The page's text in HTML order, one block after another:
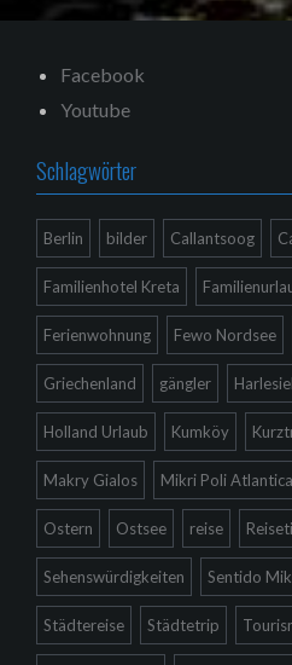
Facebook
Youtube
Schlagwörter
Berlin bilder Callantsoog
Familienhotel Kreta
Ferienwohnung Fewo Nordsee
Griechenland gängler Harlesiel
Holland Urlaub Kumköy
Makry Gialos Mikri Poli Atlantica
Ostern Ostsee reise
Sehenswürdigkeiten Sentido
Städtereise Städtetrip